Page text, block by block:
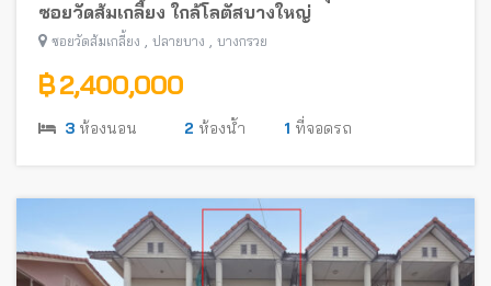
ซอยวัดส้มเกลี้ยง ใกล้โลตัสบางใหญ่
ซอยวัดส้มเกลี้ยง ปลายบาง บางกรวย
฿ 2,400,000
3 ห้องนอน 2 ห้องน้ำ 1 ที่จอดรถ